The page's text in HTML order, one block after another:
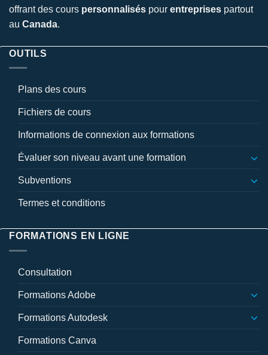
offrant des cours personnalisés pour entreprises partout
au Canada.
OUTILS
Plans des cours
Fichiers de cours
Informations de connexion aux formations
Évaluer son niveau avant une formation
Subventions
Termes et conditions
FORMATIONS EN LIGNE
Consultation
Formations Adobe
Formations Autodesk
Formations Canva